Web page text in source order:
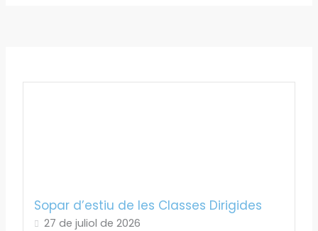
Sopar d’estiu de les Classes Dirigides
27 de juliol de 2026